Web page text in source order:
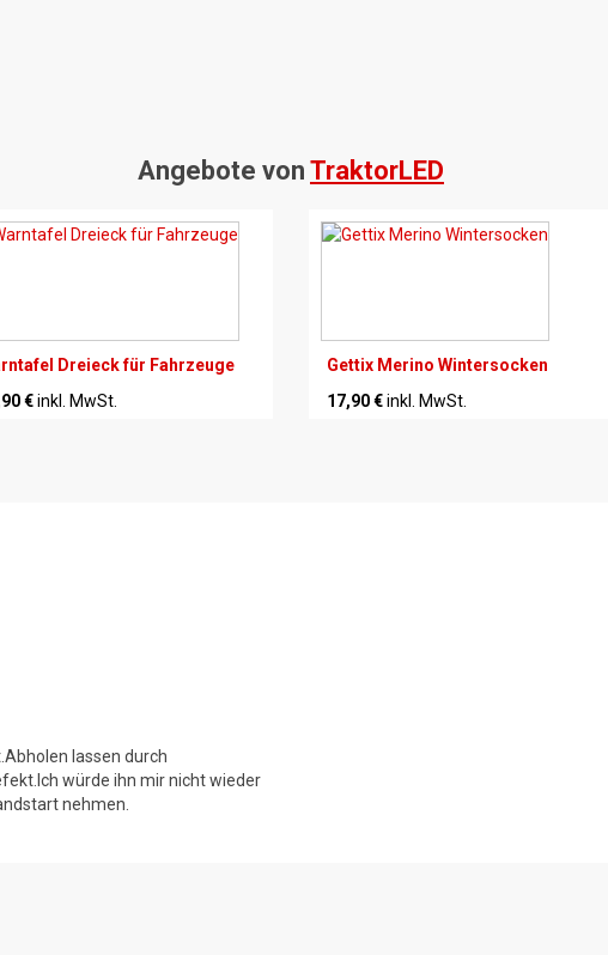
Angebote von TraktorLED
Dreieck für Fahrzeuge
€ inkl. MwSt.
Gettix Merino Wintersocken
17,90 €inkl. MwSt.
lassen durch
würde ihn mir nicht wieder
nehmen.